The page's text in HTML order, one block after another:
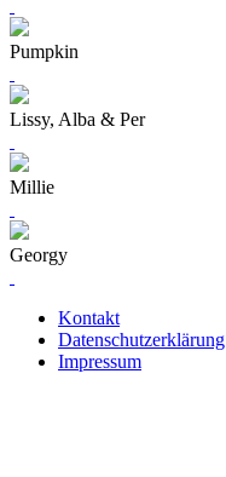
Pumpkin
Lissy, Alba & Per
Millie
Georgy
Kontakt
Datenschutzerklärung
Impressum